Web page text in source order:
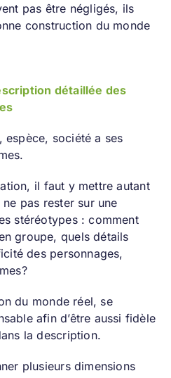
pas être négligés, ils
construction du monde
détaillée des
espèce, société a ses
il faut y mettre autant
pas rester sur une
stéréotypes : comment
groupe, quels détails
des personnages,
du monde réel, se
afin d’être aussi fidèle
la description.
plusieurs dimensions